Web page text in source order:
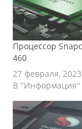
Процессор
460
27 февраля, 2023
В "Информация"